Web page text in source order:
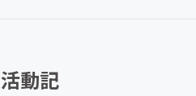
動記